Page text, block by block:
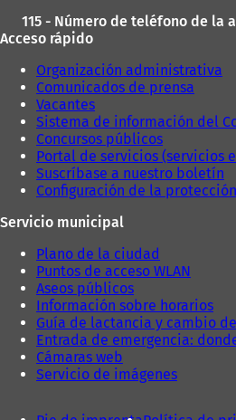
115 - Número de teléfono de la
Acceso rápido
Organización administrativa
Comunicados de prensa
Vacantes
Sistema de información del
Concursos públicos
Portal de servicios (servicios
Suscríbase a nuestro boletín
Configuración de la
Servicio municipal
Plano de la ciudad
Puntos de acceso WLAN
Aseos públicos
Información sobre horarios
Guía de lactancia y cambio
Entrada de emergencia:
Cámaras web
Servicio de imágenes